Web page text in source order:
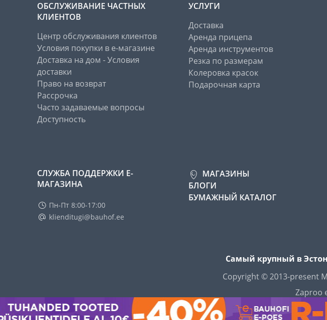
ОБСЛУЖИВАНИЕ ЧАСТНЫХ
КЛИЕНТОВ
Центр обслуживания клиентов
Условия покупки в е-магазине
Доставка на дом - Условия
доставки
Право на возврат
Рассрочка
Часто задаваемые вопросы
Доступность
УСЛУГИ
Доставка
Аренда прицепа
Аренда инструментов
Резка по размерам
Колеровка красок
Подарочная карта
СЛУЖБА ПОДДЕРЖКИ Е-
МАГАЗИНА
Пн-Пт 8:00-17:00
klienditugi@bauhof.ee
МАГАЗИНЫ
БЛОГИ
БУМАЖНЫЙ КАТАЛОГ
Самый крупный в
Copyright © 2013-present
Zaproo